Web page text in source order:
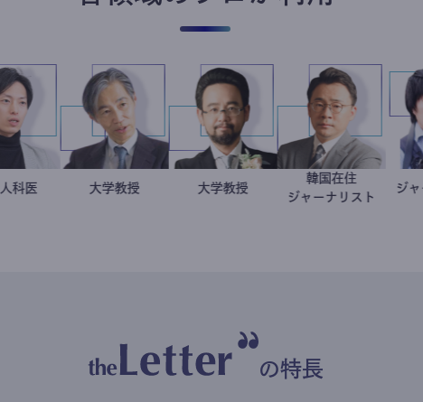
重見大介
産婦人科医 徐台教
ジャーナリスト
の特長